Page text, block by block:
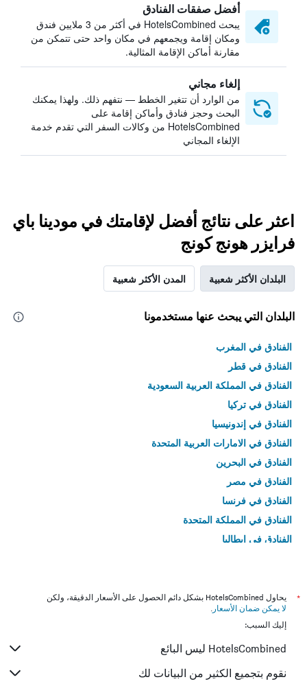
أفضل صفقات الفنادق
يبحث HotelsCombined في أكثر من 3 ملايين فندق
ومكان إقامة ويجمعهم في مكان واحد حتى تتمكن من
مقارنة أماكن الإقامة المثالية.
إلغاء مجاني
من الوارد أن تتغير الخطط — نتفهم ذلك. ولهذا يمكنك
البحث وحجز فنادق وأماكن إقامة على
HotelsCombined من وكالات السفر التي تقدم خدمة
الإلغاء المجاني
اعثر على نتائج أفضل لإقامتك في مودينا باي
فرايزر هونج كونج
البلدان الأكثر شعبية المدن الأكثر شعبية
البلدان التي يبحث عنها مستخدمونا
الفنادق في المغرب
الفنادق في قطر
الفنادق في المملكة العربية السعودية
الفنادق في تركيا
الفنادق في إندونيسيا
الفنادق في الامارات العربية المتحدة
الفنادق في البحرين
الفنادق في مصر
الفنادق في فرنسا
الفنادق في المملكة المتحدة
الفنادق في إيطاليا
*
يحاول HotelsCombined بشكل دائم الحصول على الأسعار الدقيقة، ولكن
لا يمكن ضمان الأسعار .
إليك السبب:
HotelsCombined ليس البائع
نقوم بتجميع الكثير من البيانات لك